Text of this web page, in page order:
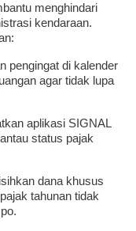
menghindari
kendaraan.
pengingat di kalender
agar tidak lupa
aplikasi SIGNAL
status pajak
dana khusus
tahunan tidak